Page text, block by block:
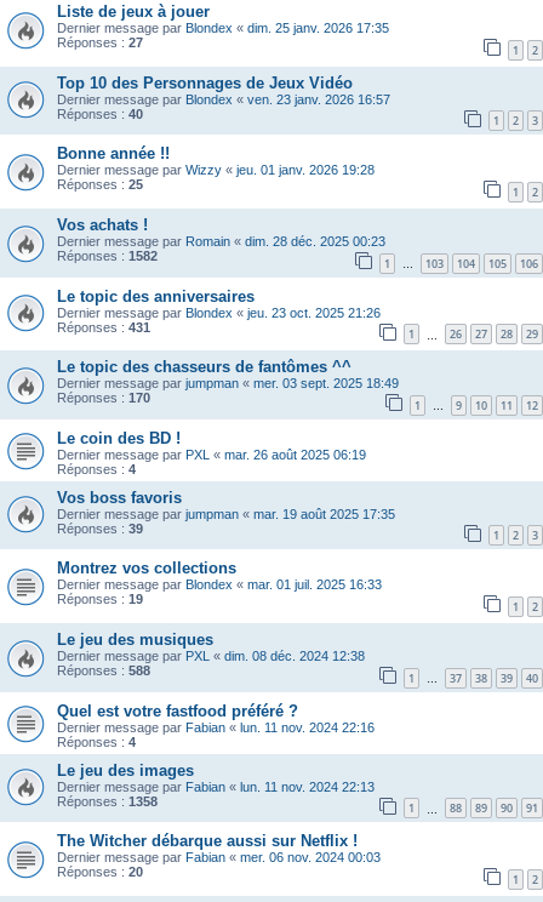
Liste de jeux à jouer
Dernier message par Blondex « dim. 25 janv. 2026 17:35
Réponses : 27 1 2
Top 10 des Personnages de Jeux Vidéo
Dernier message par Blondex « ven. 23 janv. 2026 16:57
Réponses : 40 1 2 3
Bonne année !!
Dernier message par Wizzy « jeu. 01 janv. 2026 19:28
Réponses : 25 1 2
Vos achats !
Dernier message par Romain « dim. 28 déc. 2025 00:23
Réponses : 1582 1 103 104 105 106
Le topic des anniversaires
Dernier message par Blondex « jeu. 23 oct. 2025 21:26
Réponses : 431 1 26 27 28 29
Le topic des chasseurs de fantômes ^^
Dernier message par jumpman « mer. 03 sept. 2025 18:49
Réponses : 170 1 … 9 10 11 12
Le coin des BD !
Dernier message par PXL « mar. 26 août 2025 06:19
Réponses : 4
Vos boss favoris
Dernier message par jumpman « mar. 19 août 2025 17:35
Réponses : 39 1 2 3
Montrez vos collections
Dernier message par Blondex « mar. 01 juil. 2025 16:33
Réponses : 19 1 2
Le jeu des musiques
Dernier message par PXL « dim. 08 déc. 2024 12:38
Réponses : 588 1 … 37 38 39 40
Quel est votre fastfood préféré ?
Dernier message par Fabian « lun. 11 nov. 2024 22:16
Réponses : 4
Le jeu des images
Dernier message par Fabian « lun. 11 nov. 2024 22:13
Réponses : 1358 1 88 89 90 91
The Witcher débarque aussi sur Netflix !
Dernier message par Fabian « mer. 06 nov. 2024 00:03
Réponses : 20 1 2